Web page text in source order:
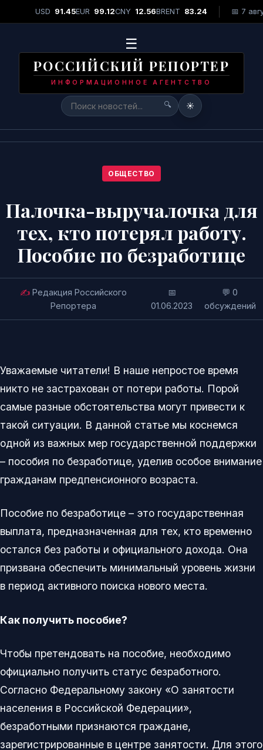
СРОЧНО
в конкурсе красоты "Miss Piel Dorada 2026" Лидер
USD 91.45EUR 99.12CNY 12.56BRENT 83.24 📅 7
☰
РОССИЙСКИЙ РЕПОРТЕР
ИНФОРМАЦИОННОЕ АГЕНТСТВО
🔍 ☀️
ОБЩЕСТВО
Палочка-выручалочка для
тех, кто потерял работу.
Пособие по безработице
✍️ Редакция Российского
Репортера
📅
01.06.2023
💬 0
обсуждений
Уважаемые читатели! В наше непростое время
никто не застрахован от потери работы. Порой
самые разные обстоятельства могут привести к
такой ситуации. В данной статье мы коснемся
одной из важных мер государственной поддержки
– пособия по безработице, уделив особое внимание
гражданам предпенсионного возраста.
Пособие по безработице – это государственная
выплата, предназначенная для тех, кто временно
остался без работы и официального дохода. Она
призвана обеспечить минимальный уровень жизни
в период активного поиска нового места.
Как получить пособие?
Чтобы претендовать на пособие, необходимо
официально получить статус безработного.
Согласно Федеральному закону «О занятости
населения в Российской Федерации»,
безработными признаются граждане,
зарегистрированные в центре занятости. Для этого